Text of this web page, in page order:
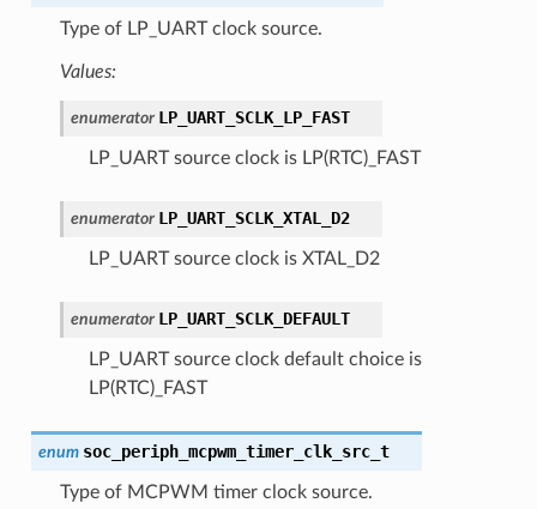
Type of LP_UART clock source.
Values:
enumerator LP_UART_SCLK_LP_FAST
LP_UART source clock is LP(RTC)_FAST
enumerator LP_UART_SCLK_XTAL_D2
LP_UART source clock is XTAL_D2
enumerator LP_UART_SCLK_DEFAULT
LP_UART source clock default choice is
LP(RTC)_FAST
enum soc_periph_mcpwm_timer_clk_src_t
Type of MCPWM timer clock source.